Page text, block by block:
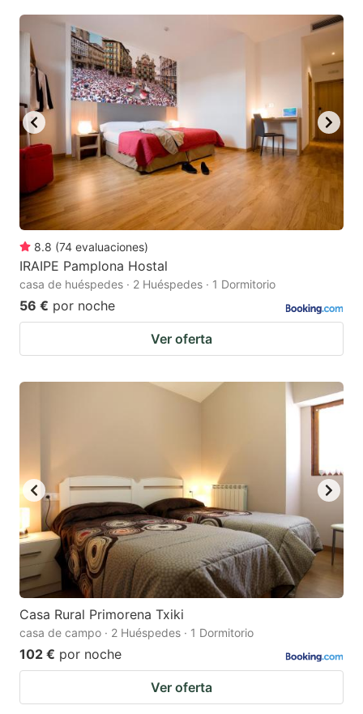
8.8 (74 evaluaciones)
IRAIPE Pamplona Hostal
casa de huéspedes · 2 Huéspedes · 1 Dormitorio
56 € por noche
Ver oferta
Casa Rural Primorena Txiki
casa de campo · 2 Huéspedes · 1 Dormitorio
102 € por noche
Ver oferta